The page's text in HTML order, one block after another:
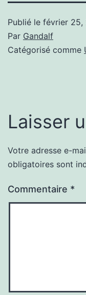
Publié le février 25,
Par Gandalf
Catégorisé comme
Laisser
Votre adresse e-
obligatoires sont
Commentaire *